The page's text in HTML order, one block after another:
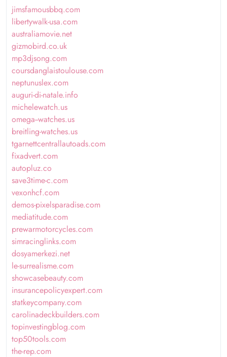
jimsfamousbbq.com
libertywalk-usa.com
australiamovie.net
gizmobird.co.uk
mp3djsong.com
coursdanglaistoulouse.com
neptunuslex.com
auguri-di-natale.info
michelewatch.us
omega--watches.us
breitling-watches.us
tgarnettcentrallautoads.com
fixadvert.com
autopluz.co
save3time-c.com
vexonhcf.com
demos-pixelsparadise.com
mediatitude.com
prewarmotorcycles.com
simracinglinks.com
dosyamerkezi.net
le-surrealisme.com
showcasebeauty.com
insurancepolicyexpert.com
statkeycompany.com
carolinadeckbuilders.com
topinvestingblog.com
top50tools.com
the-rep.com